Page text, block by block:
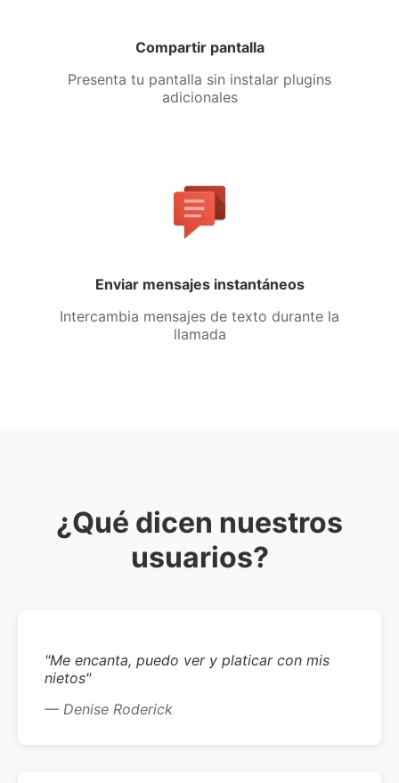
Compartir pantalla
Presenta tu pantalla sin instalar plugins
adicionales
Enviar mensajes instantáneos
Intercambia mensajes de texto durante la
llamada
¿Qué dicen nuestros
usuarios?
"Me encanta, puedo ver y platicar con mis
nietos"
— Denise Roderick